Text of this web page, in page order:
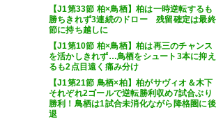
レイソルは鳥栖から三丸完全移
籍？割とすごい選手なの？よく
わかんないけど、名前聞いたら
何となくわかるからそれなりの
選手っていう認識でいいんだよ
せん。 柏に行っても頑張って下
さい。 4年間本当にありがとう
みっつ😭
https://t.co/RVxAJVB3Mm
— Tomi@来年もJ1だ
【J1第33節 柏×鳥栖】柏は一時逆転するも
勝ちきれず3連続のドロー 残留確定は最終
節に持ち越しに
【J1第10節 柏×鳥栖】柏は再三のチャンス
を活かしきれず…鳥栖をシュート3本に抑え
るも2点目遠く痛み分け
【J1第21節 鳥栖×柏】柏がサヴィオ＆木下
それぞれ2ゴールで逆転勝利収め7試合ぶり
勝利！鳥栖は1試合未消化ながら降格圏に後
退